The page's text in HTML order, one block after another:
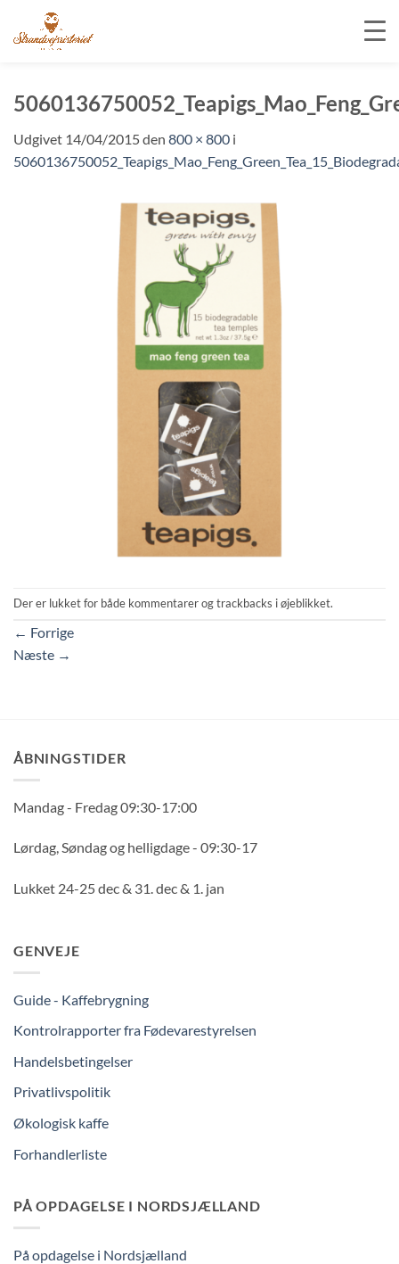
indhold
Udgivet 14/04/2015den 800 × 800 i
Der er lukket for både kommentarer og trackbacks i øjeblikket.
← Forrige
Næste →
ÅBNINGSTIDER
Mandag - Fredag 09:30-17:00
Lørdag, Søndag og helligdage - 09:30-17
Lukket 24-25 dec & 31. dec & 1. jan
GENVEJE
Guide - Kaffebrygning
Kontrolrapporter fra Fødevarestyrelsen
Handelsbetingelser
Privatlivspolitik
Økologisk kaffe
Forhandlerliste
PÅ OPDAGELSE I NORDSJÆLLAND
På opdagelse i Nordsjælland